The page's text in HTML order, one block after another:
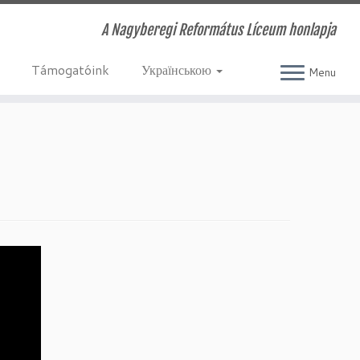
A Nagyberegi Református Líceum honlapja
Menu
Támogatóink Українською